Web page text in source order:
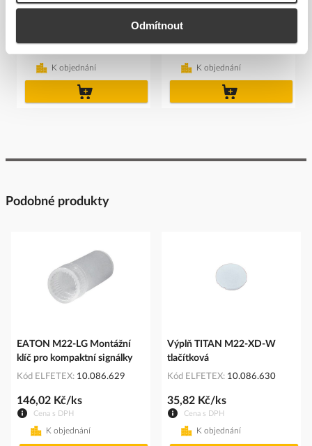
Odmítnout
K objednání K objednání
Podobné produkty
EATON M22-LG Montážní
klíč pro kompaktní signálky
Kód ELFETEX 10.086.629
Cena s DPH
146,02 Kč/ks
K objednání
Výplň TITAN M22-XD-W
tlačítková
Kód ELFETEX 10.086.630
Cena s DPH
35,82 Kč/ks
K objednání